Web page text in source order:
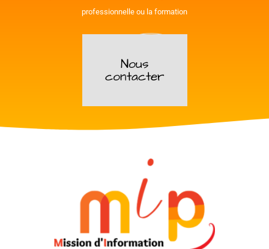
professionnelle ou la formation
Nous
contacter